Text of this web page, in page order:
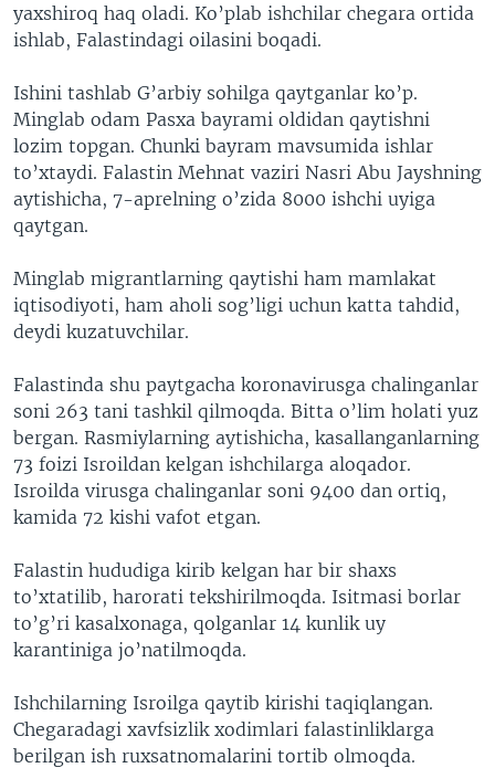
yaxshiroq haq oladi. Ko’plab ishchilar chegara ortida
ishlab, Falastindagi oilasini boqadi.
Ishini tashlab G’arbiy sohilga qaytganlar ko’p.
Minglab odam Pasxa bayrami oldidan qaytishni
lozim topgan. Chunki bayram mavsumida ishlar
to’xtaydi. Falastin Mehnat vaziri Nasri Abu Jayshning
aytishicha, 7-aprelning o’zida 8000 ishchi uyiga
qaytgan.
Minglab migrantlarning qaytishi ham mamlakat
iqtisodiyoti, ham aholi sog’ligi uchun katta tahdid,
deydi kuzatuvchilar.
Falastinda shu paytgacha koronavirusga chalinganlar
soni 263 tani tashkil qilmoqda. Bitta o’lim holati yuz
bergan. Rasmiylarning aytishicha, kasallanganlarning
73 foizi Isroildan kelgan ishchilarga aloqador.
Isroilda virusga chalinganlar soni 9400 dan ortiq,
kamida 72 kishi vafot etgan.
Falastin hududiga kirib kelgan har bir shaxs
to’xtatilib, harorati tekshirilmoqda. Isitmasi borlar
to’g’ri kasalxonaga, qolganlar 14 kunlik uy
karantiniga jo’natilmoqda.
Ishchilarning Isroilga qaytib kirishi taqiqlangan.
Chegaradagi xavfsizlik xodimlari falastinliklarga
berilgan ish ruxsatnomalarini tortib olmoqda.